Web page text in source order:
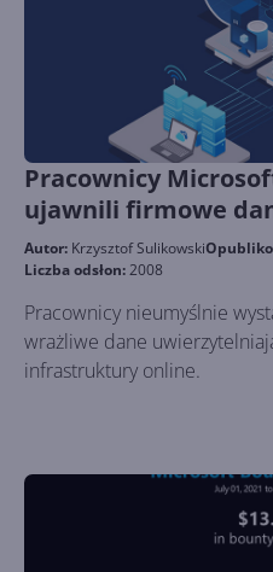
Pracownicy
ujawnili firmowe
Azure
Autor: Krzysztof Sulikowski
Liczba odsłon:2008
Pracownicy nieumyślnie
wrażliwe dane
infrastruktury online.